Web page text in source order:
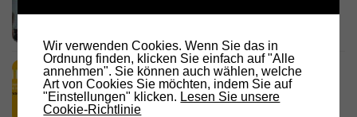
HamRadio Friedrichshafen 2026
11. JULI 2026
Wir verwenden Cookies. Wenn Sie das in
Ordnung finden, klicken Sie einfach auf "Alle
annehmen". Sie können auch wählen, welche
Art von Cookies Sie möchten, indem Sie auf
"Einstellungen" klicken. Lesen Sie unsere
Cookie-Richtlinie